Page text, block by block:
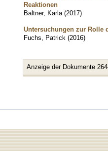
Reaktionen
Baltner, Karla (2017)
Untersuchungen zur Rolle
Fuchs, Patrick (2016)
Anzeige der Dokumente